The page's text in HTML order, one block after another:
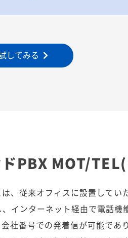
してみる
ドPBX MOT/TEL(
、従来オフィスに設置してい
インターネット経由で電話機
社番号での発着信が可能であ